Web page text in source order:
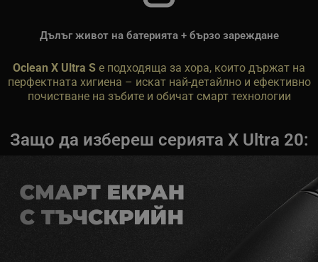
Дълъг живот на батерията + бързо зареждане
Oclean X Ultra S е подходяща за хора, които държат на
перфектната хигиена – искат най-детайлно и ефективно
почистване на зъбите и обичат смарт технологии
Защо да избереш серията X Ultra 20: